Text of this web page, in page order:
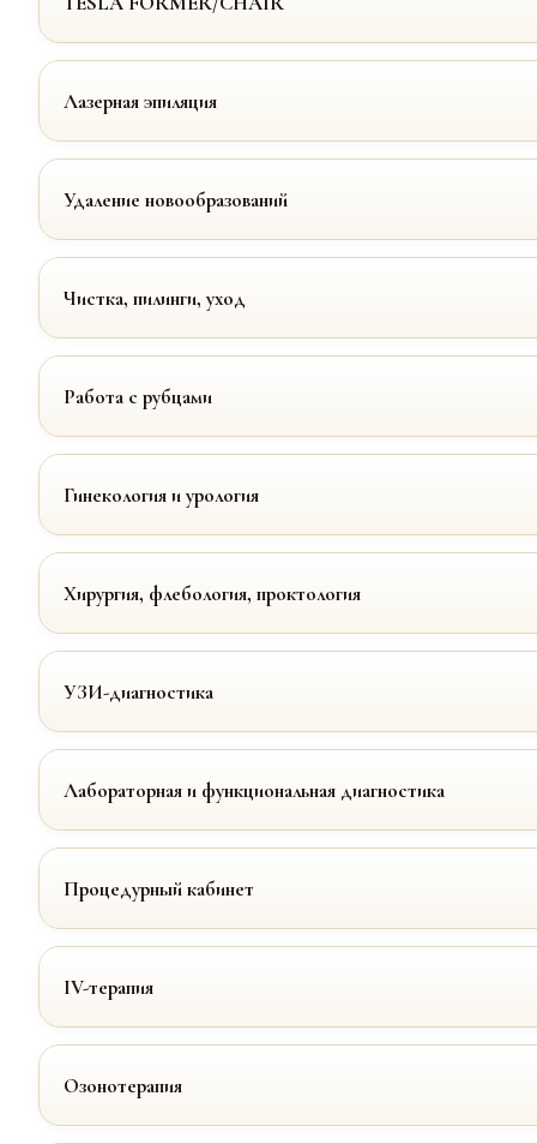
Лазерная эпиляция
Удаление новообразований
Чистка, пилинги, уход
Работа с рубцами
Гинекология и урология
Хирургия, флебология, проктология
УЗИ-диагностика
Лабораторная и функциональная диагностика
Процедурный кабинет
IV-терапия
Озонотерапия